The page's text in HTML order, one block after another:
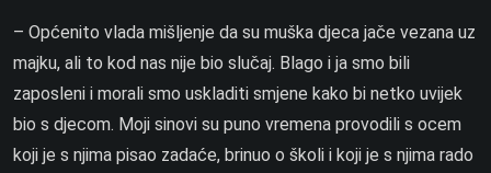
– Općenito vlada mišljenje da su muška djeca jače vezana uz
majku, ali to kod nas nije bio slučaj. Blago i ja smo bili
zaposleni i morali smo uskladiti smjene kako bi netko uvijek
bio s djecom. Moji sinovi su puno vremena provodili s ocem
koji je s njima pisao zadaće, brinuo o školi i koji je s njima rado